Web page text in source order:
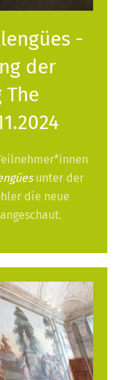
-
der
unter der
die neue